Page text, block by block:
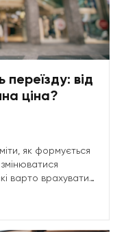
переїзду: від
ціна?
як формується
варто врахувати